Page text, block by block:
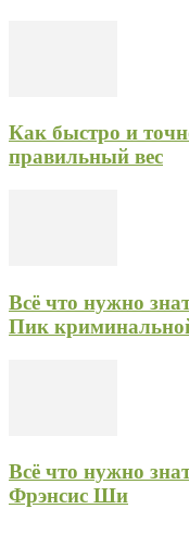
Как быстро и
правильный вес
Всё что нужно
Пик
Всё что нужно
Фрэнсис Ши